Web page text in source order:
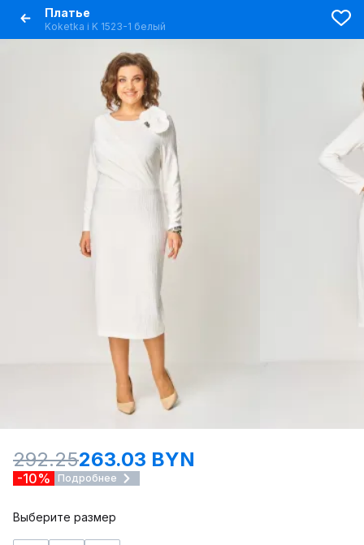
Платье
Koketka i K 1523-1 белый
292.25263.03 BYN
-10% Подробнее
Выберите размер